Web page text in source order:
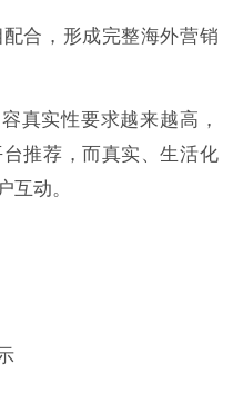
合，形成完整海外营销
真实性要求越来越高，
推荐，而真实、生活化
互动。